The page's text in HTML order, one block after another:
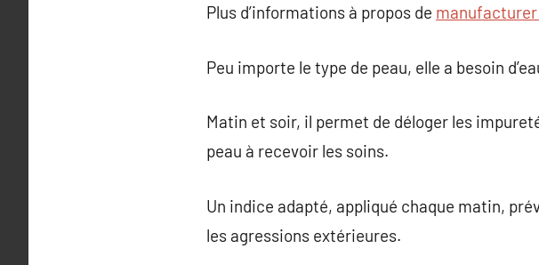
Plus d’informations à propos de
Peu importe le type de peau, elle a besoin
Matin et soir, il permet de déloger les
peau à recevoir les soins.
Un indice adapté, appliqué chaque matin,
les agressions extérieures.